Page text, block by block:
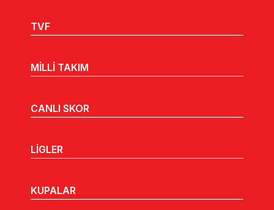
TVF
MİLLİ TAKIM
CANLI SKOR
LİGLER
KUPALAR